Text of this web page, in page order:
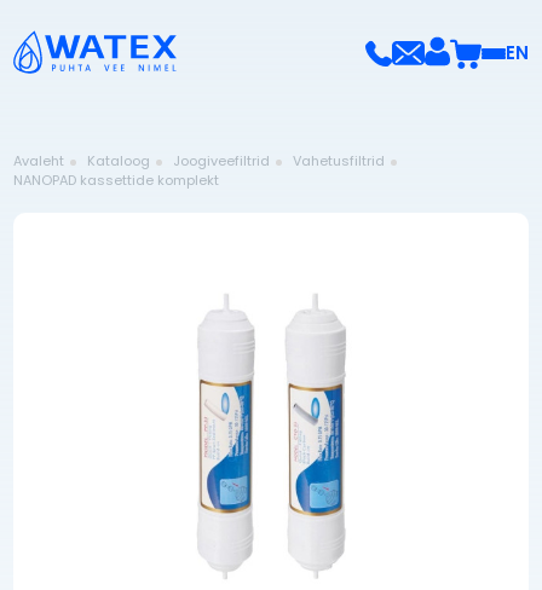
EN
Avaleht Kataloog Joogiveefiltrid
Vahetusfiltrid
NANOPAD kassettide komplekt